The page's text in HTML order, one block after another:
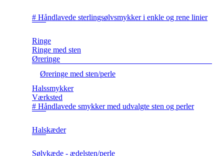
# Håndlavede sterlingsølvsmykker i enkle og rene linier
Ringe
Ringe med sten
Øreringe
Øreringe med sten/perle
Halssmykker
Værksted
# Håndlavede smykker med udvalgte sten og perler
Halskæder
Sølvkæde - ædelsten/perle